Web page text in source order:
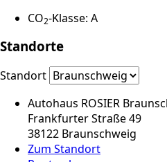
CO2-Klasse: A
Standorte
Standort
Autohaus ROSIER
Frankfurter Straße 49
38122 Braunschweig
Zum Standort